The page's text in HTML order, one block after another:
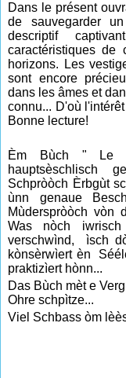
Dans le présent
de sauvegarder
descriptif
caractéristiques de
horizons. Les
sont encore
dans les âmes et
connu... D'où
Bonne lecture!
Èm Bùch " Le
hauptsèschlisch
Schpròòch Èrbgùt
ùnn genaue
Mùderspròòch vòn
Was nòch
verschwìnd, ìsch
kònsèrwìert èn
praktizìert hònn...
Das Bùch mèt e
Ohre schpìtze...
Viel Schbass òm